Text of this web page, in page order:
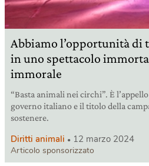
Abbiamo l’opportunità di
in uno spettacolo
immorale
“Basta animali nei circhi”. È
governo italiano e il titolo della
sostenere.
Diritti animali 12 marzo 2024
Articolo sponsorizzato